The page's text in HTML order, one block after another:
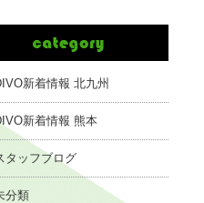
新着情報 北九州
新着情報 熊本
タッフブログ
分類